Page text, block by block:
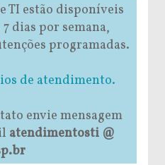
TI estão disponíveis
dias por semana,
programadas.
de atendimento.
envie mensagem
atendimentosti @